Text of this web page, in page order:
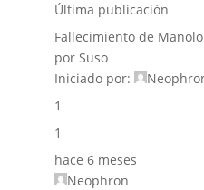
Última publicación
Fallecimiento de
por Suso
Iniciado por:
1
1
hace 6 meses
Neophron